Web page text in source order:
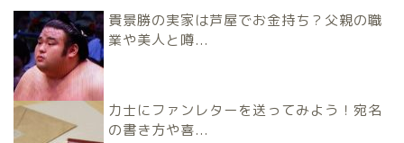
貴景勝の実家は芦屋でお金持ち？父親の職
業や美人と噂...
力士にファンレターを送ってみよう！宛名
の書き方や喜...